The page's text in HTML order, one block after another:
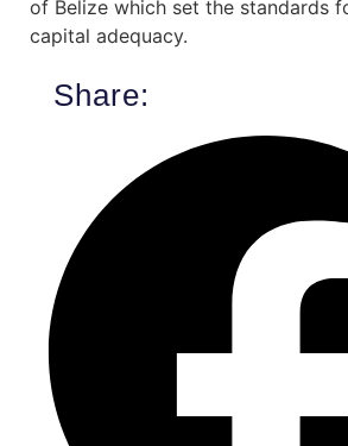
of Belize which set the standards
capital adequacy.
Share: